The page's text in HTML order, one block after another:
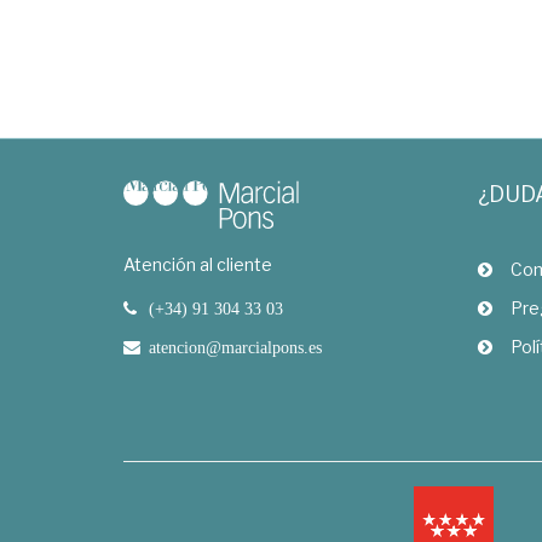
Atención al cliente
(+34) 91 304 33 03
atencion@marcialpons.es